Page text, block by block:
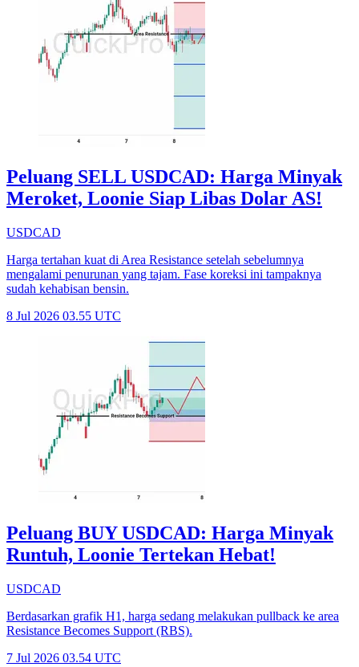
Peluang SELL USDCAD: Harga Minyak
Meroket, Loonie Siap Libas Dolar AS!
USDCAD
Harga tertahan kuat di Area Resistance setelah sebelumnya
mengalami penurunan yang tajam. Fase koreksi ini tampaknya
sudah kehabisan bensin.
8 Jul 2026 03.55 UTC
Peluang BUY USDCAD: Harga Minyak
Runtuh, Loonie Tertekan Hebat!
USDCAD
Berdasarkan grafik H1, harga sedang melakukan pullback ke area
Resistance Becomes Support (RBS).
7 Jul 2026 03.54 UTC